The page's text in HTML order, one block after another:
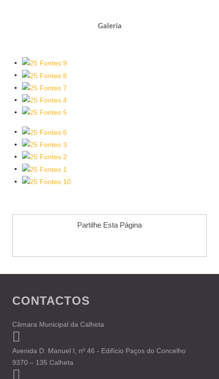
Galeria
Partilhe Esta Página
CONTACTOS
Câmara Municipal da Calheta
Avenida D. Manuel I, nº 46 - Edifício Paços do Concelho
9370 – 135 Calheta